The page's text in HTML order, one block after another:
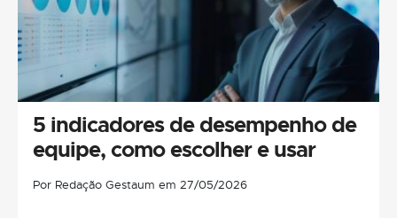
5 indicadores de desempenho de
equipe, como escolher e usar
Por Redação Gestaum em 27/05/2026